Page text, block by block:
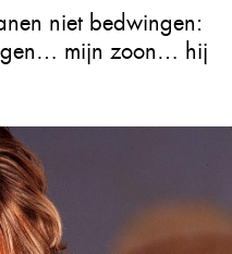
niet bedwingen:
mijn zoon… hij